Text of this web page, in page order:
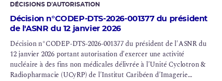
DÉCISIONS D'AUTORISATION
Décision n°CODEP-DTS-2026-001377 du président
de l'ASNR du 12 janvier 2026
Décision n°CODEP-DTS-2026-001377 du président de l'ASNR du
12 janvier 2026 portant autorisation d'exercer une activité
nucléaire à des fins non médicales délivrée à l'Unité Cyclotron &
Radiopharmacie (UCyRP) de l'Institut Caribéen d'Imagerie